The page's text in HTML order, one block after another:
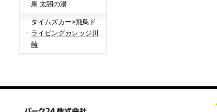
泉 太閤の湯
タイムズカー×飛鳥ド
ライビングカレッジ川
崎